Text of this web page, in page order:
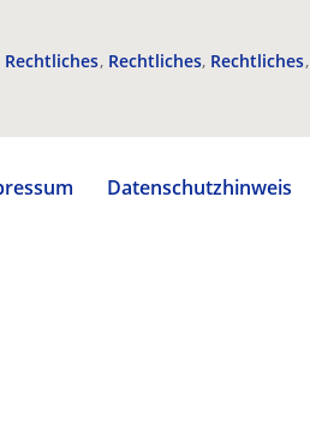
Rechtliches Rechtliches Rechtliches
Datenschutzhinweis